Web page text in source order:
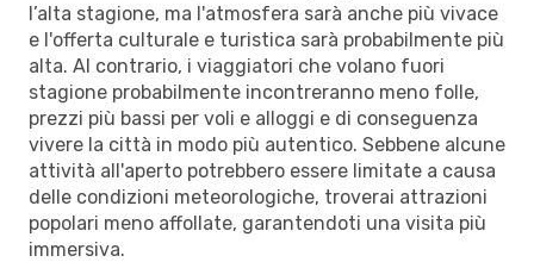
l’alta stagione, ma l'atmosfera sarà anche più vivace
e l'offerta culturale e turistica sarà probabilmente più
alta. Al contrario, i viaggiatori che volano fuori
stagione probabilmente incontreranno meno folle,
prezzi più bassi per voli e alloggi e di conseguenza
vivere la città in modo più autentico. Sebbene alcune
attività all'aperto potrebbero essere limitate a causa
delle condizioni meteorologiche, troverai attrazioni
popolari meno affollate, garantendoti una visita più
immersiva.